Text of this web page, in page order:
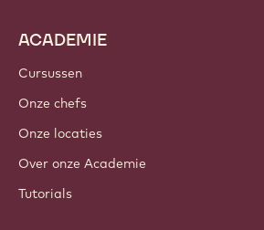
ACADEMIE
Cursussen
Onze chefs
Onze locaties
Over onze Academie
Tutorials